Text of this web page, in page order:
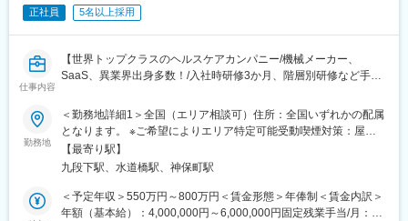
ございます。それを実現するための社内制度も大変充実しており
ます。
例）GROWプログラム：短期間にて他部署の業務体験が可能／社
内公募制度：職種、セクター間の異動を行える制度
っています。虚血そして出血性脳卒中ケア領域におけるアンメッ
トニーズに応えられる画期的なソリューションの提供を通じて、
脳卒中の軌跡を変え、脳卒中治療をさらに加速させることを使命
としています。
■魅力・やりがい
すく、時間的制約のある中でも、デジタルの活用や担当施設のマ
ネジメントの工夫により、成果を生み出しやすいビジネスです。
性別を問わず、デジタルやエリアマネジメント、面談スキルなど
汎用性のあるスキルの向上が求められ、トレーニング機会の提供
■研修・教育制度
業界や企業、製品に関して知識を深めるため、3ヶ月程度の初期研
正社員 5名以上採用
仕事内容
【世界トップクラスのヘルスケアカンパニー/機械メーカー、
SaaS、異業界出身多数！/入社時研修3か月、階層別研修など手厚
の製品多数/インセンティブ制度】
■業務詳細：
担当エリアの病院（主に医師）に対し、当社メディカルカンパニ
ーの扱っている製品を提案していただきます。
＜具体的な業務例＞
・担当する製品の提案、技術サポート（手術の立会いあり）
勤務地
＜勤務地詳細1＞全国（エリア相談可）住所：全国いずれかの配属
となります。 ※ご希望によりエリア特定可能受動喫煙対策：屋内
全面禁煙＜勤務地詳細2＞本社住所：東京都千代田区西神田3-5-2
千代田ファーストビル西館勤務地最寄駅：東西線／九段下駅受動
ートワーク含む）
【最寄り駅】
九段下駅、水道橋駅、神保町駅
＜予定年収＞550万円～800万円＜賃金形態＞年俸制＜賃金内訳＞
年額（基本給）：4,000,000円～6,000,000円固定残業手当/月：